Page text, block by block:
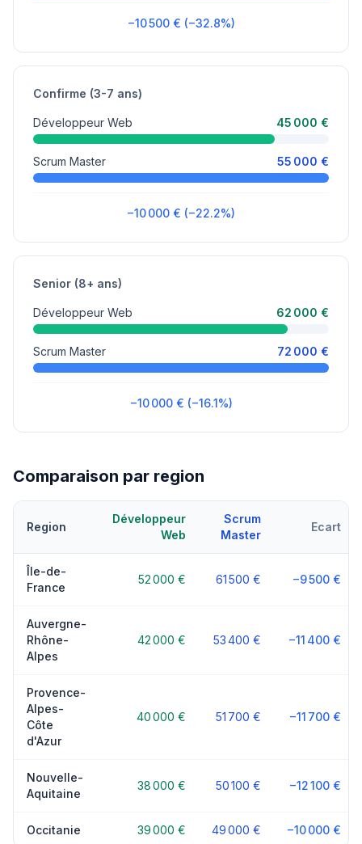
−10 500 € (−32.8%)
Confirme (3-7 ans)
Développeur Web 45 000 €
Scrum Master 55 000 €
−10 000 € (−22.2%)
Senior (8+ ans)
Développeur Web 62 000 €
Scrum Master 72 000 €
−10 000 € (−16.1%)
Comparaison par region
Region
Développeur
Web
Scrum
Master
Ecart
Île-de-
France
52 000 € 61 500 € −9 500 €
Auvergne-
Rhône-
Alpes
42 000 € 53 400 € −11 400 €
Provence-
Alpes-
Côte
d'Azur
40 000 € 51 700 € −11 700 €
Nouvelle-
Aquitaine
38 000 € 50 100 € −12 100 €
Occitanie 39 000 € 49 000 € −10 000 €